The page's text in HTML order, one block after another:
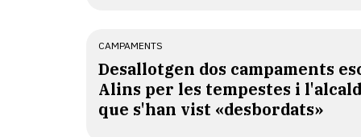
CAMPAMENTS
​Desallotgen dos campaments
Alins per les tempestes i
que s'han vist «desbordats»